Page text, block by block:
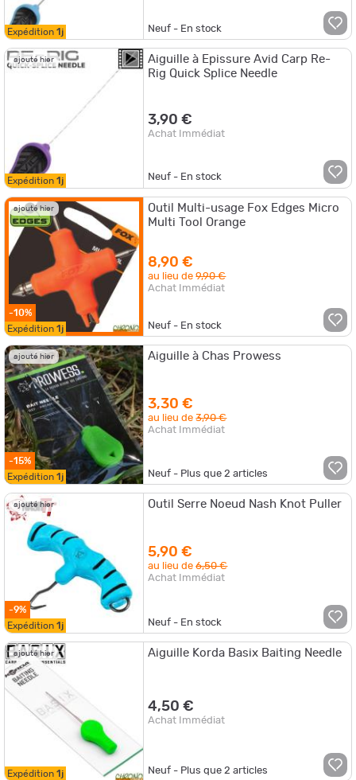
Expédition 1j Neuf - En stock
ajouté hier
Expédition 1j
Aiguille à Epissure Avid Carp Re-
Rig Quick Splice Needle
3,90 €
Achat Immédiat
Neuf - En stock
ajouté hier
-10%
Expédition 1j
Outil Multi-usage Fox Edges Micro
Multi Tool Orange
8,90 €
au lieu de9,90 €
Achat Immédiat
Neuf - En stock
ajouté hier
-15%
Expédition 1j
Aiguille à Chas Prowess
3,30 €
au lieu de3,90 €
Achat Immédiat
Neuf - Plus que2 articles
ajouté hier
-9%
Expédition 1j
Outil Serre Noeud Nash Knot Puller
5,90 €
au lieu de6,50 €
Achat Immédiat
Neuf - En stock
ajouté hier
Expédition 1j
Aiguille Korda Basix Baiting Needle
4,50 €
Achat Immédiat
Neuf - Plus que2 articles